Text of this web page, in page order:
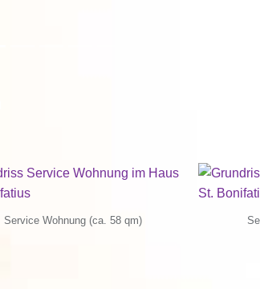
Service Wohnung (ca. 58 qm)